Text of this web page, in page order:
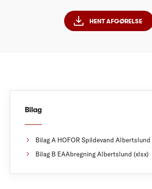
HENT AFGØRELSE
Bilag
Bilag A HOFOR Spildevand Albertslund
Bilag B EAAbregning Albertslund (xlsx)